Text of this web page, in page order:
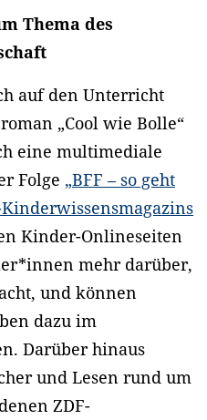
Thema des
auf den Unterricht
„Cool wie Bolle“
eine multimediale
Folge „BFF – so geht
Kinder-Onlineseiten
mehr darüber,
und können
dazu im
Darüber hinaus
und Lesen rund um
ZDF-